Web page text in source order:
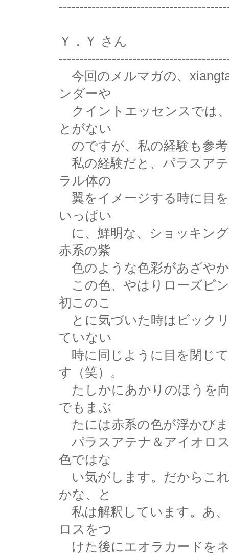
Ｙ．Ｙ さん
今回のメルマガの、
ンダーや
クイントエッセンスでは
とがない
のですが、私の経験も参
私の経験だと、パラスア
ラル体の
翼をイメージする時に目
いっぱい
に、鮮明な、ショッキン
赤系の紫
色のような色彩があざや
この色、やはりローズピ
初このこ
とに気づいた時はビック
ていない
時に同じように目を閉じ
す（笑）。
たしかにあかりのほうを
でもまぶ
たには赤系の色が浮かび
パラスアテナ＆アイオロ
色ではな
い気がします。だからこ
かな、と
私は解釈しています。あ
ロスをつ
けた後にエオラカードを